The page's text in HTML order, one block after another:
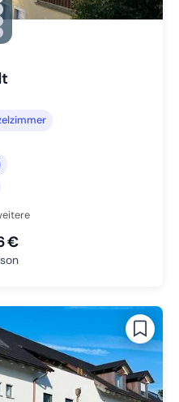
Zu Slide 1 wechseln
Zu Slide 2 wechseln
Slide 3 wechseln
Slide 4 wechseln
€